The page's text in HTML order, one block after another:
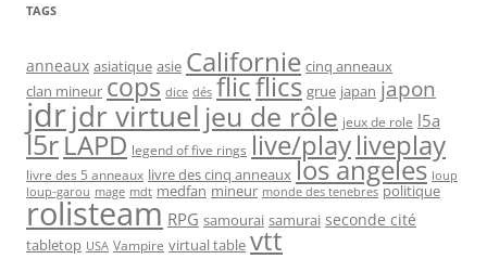
TAGS
anneaux asiatique asie Californie cinq anneaux
clan mineur cops dice dés flicflics grue japan japon
jdrjdr virtuel jeu de rôle jeux de role l5a
l5rLAPD legend of five rings live/playliveplay
livre des 5 anneaux livre des cinq anneaux los angeles loup
loup-garou mage mdt medfan mineur monde des tenebres politique
rolisteam RPG samourai samurai seconde cité
tabletop USA Vampire virtual table vtt